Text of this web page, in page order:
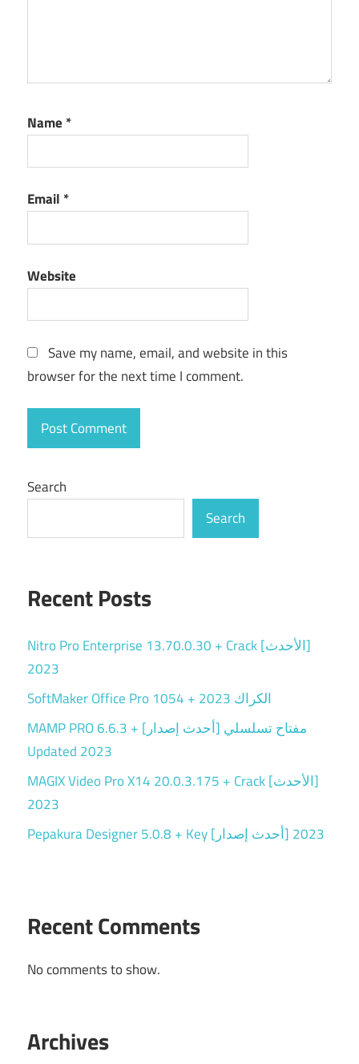
Name *
Email *
Website
Save my name, email, and website in this
browser for the next time I comment.
Search
Search
Recent Posts
Nitro Pro Enterprise 13.70.0.30 + Crack [الأحدث]
2023
SoftMaker Office Pro 1054 + الكراك 2023
MAMP PRO 6.6.3 + مفتاح تسلسلي [أحدث إصدار]
Updated 2023
MAGIX Video Pro X14 20.0.3.175 + Crack [الأحدث]
2023
Pepakura Designer 5.0.8 + Key [أحدث إصدار] 2023
Recent Comments
No comments to show.
Archives